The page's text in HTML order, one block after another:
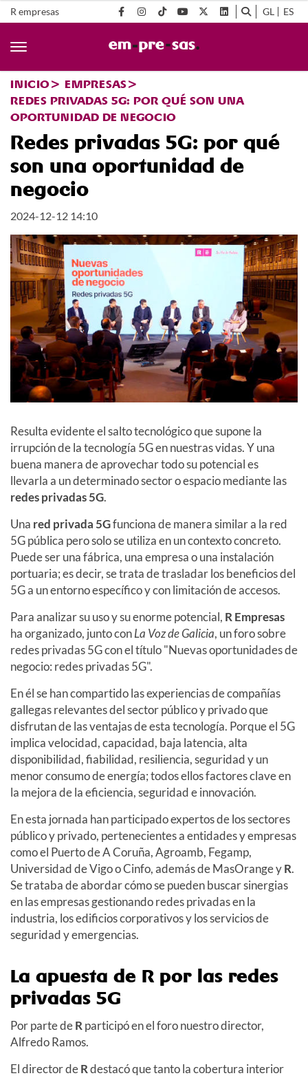
R empresas GL ES
INICIO
EMPRESAS
REDES PRIVADAS 5G: POR QUÉ SON UNA
OPORTUNIDAD DE NEGOCIO
Redes privadas 5G: por qué
son una oportunidad de
negocio
2024-12-12 14:10
Resulta evidente el salto tecnológico que supone la
irrupción de la tecnología 5G en nuestras vidas. Y una
buena manera de aprovechar todo su potencial es
llevarla a un determinado sector o espacio mediante las
redes privadas 5G.
Una red privada 5Gfunciona de manera similar a la red
5G pública pero solo se utiliza en un contexto concreto.
Puede ser una fábrica, una empresa o una instalación
portuaria; es decir, se trata de trasladar los beneficios del
5G a un entorno específico y con limitación de accesos.
Para analizar su uso y su enorme potencial, R Empresas
ha organizado, junto conLa Voz de Galicia, un foro sobre
redes privadas 5G con el título "Nuevas oportunidades de
negocio: redes privadas 5G".
En él se han compartido las experiencias de compañías
gallegas relevantes del sector público y privado que
disfrutan de las ventajas de esta tecnología. Porque el 5G
implica velocidad, capacidad, baja latencia, alta
disponibilidad, fiabilidad, resiliencia, seguridad y un
menor consumo de energía; todos ellos factores clave en
la mejora de la eficiencia, seguridad e innovación.
En esta jornada han participado expertos de los sectores
público y privado, pertenecientes a entidades y empresas
como el Puerto de A Coruña, Agroamb, Fegamp,
Universidad de Vigo o Cinfo, además de MasOrange yR.
Se trataba de abordar cómo se pueden buscar sinergias
en las empresas gestionando redes privadas en la
industria, los edificios corporativos y los servicios de
seguridad y emergencias.
La apuesta de R por las redes
privadas 5G
Por parte deR participó en el foro nuestro director,
Alfredo Ramos.
El director deRdestacó que tanto la cobertura interior